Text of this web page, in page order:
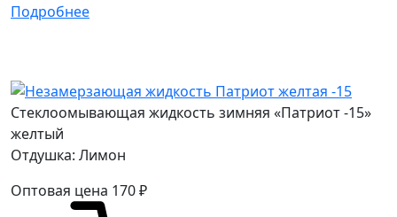
Подробнее
Стеклоомывающая жидкость зимняя «Патриот -15»
желтый
Отдушка: Лимон
Оптовая цена 170₽